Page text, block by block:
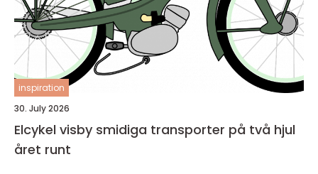
inspiration
30. July 2026
Elcykel visby smidiga transporter på två hjul
året runt